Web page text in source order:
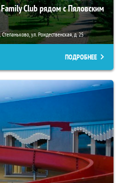
Club рядом с Пяловским
ул. Рождественская, д. 25
ПОДРОБНЕЕ